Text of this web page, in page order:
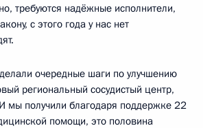
требуются надёжные исполнители,
с этого года у нас нет
очередные шаги по улучшению
региональный сосудистый центр,
мы получили благодаря поддержке 22
помощи, это половина